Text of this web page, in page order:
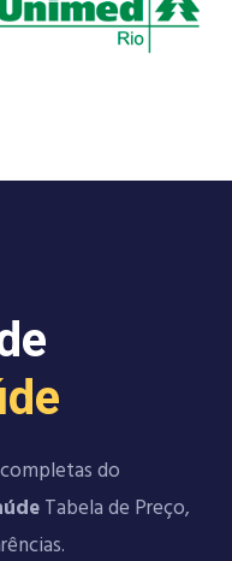
do
Tabela de Preço,